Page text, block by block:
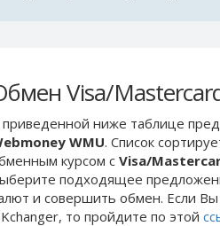
Visa/
ниже таблице
WMU. Список
курсом с Visa/
подходящее
и совершить обмен. Если
то пройдите по этой